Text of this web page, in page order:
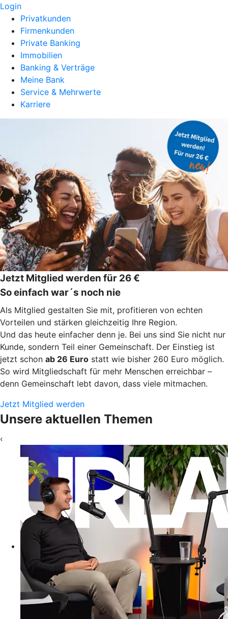
Login
Privatkunden
Firmenkunden
Private Banking
Immobilien
Banking & Verträge
Meine Bank
Service & Mehrwerte
Karriere
Jetzt Mitglied werden für 26 €
So einfach war´s noch nie
Als Mitglied gestalten Sie mit, profitieren von echten
Vorteilen und stärken gleichzeitig Ihre Region.
Und das heute einfacher denn je. Bei uns sind Sie nicht nur
Kunde, sondern Teil einer Gemeinschaft. Der Einstieg ist
jetzt schon ab 26 Euro statt wie bisher 260 Euro möglich.
So wird Mitgliedschaft für mehr Menschen erreichbar –
denn Gemeinschaft lebt davon, dass viele mitmachen.
Jetzt Mitglied werden
Unsere aktuellen Themen
‹